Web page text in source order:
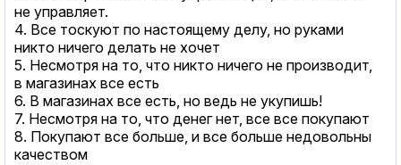
не управляет.
4. Все тоскуют по настоящему делу, но руками
никто ничего делать не хочет
5. Несмотря на то, что никто ничего не производит,
в магазинах все есть
6. В магазинах все есть, но ведь не укупишь!
7. Несмотря на то, что денег нет, все все покупают
8. Покупают все больше, и все больше недовольны
качеством